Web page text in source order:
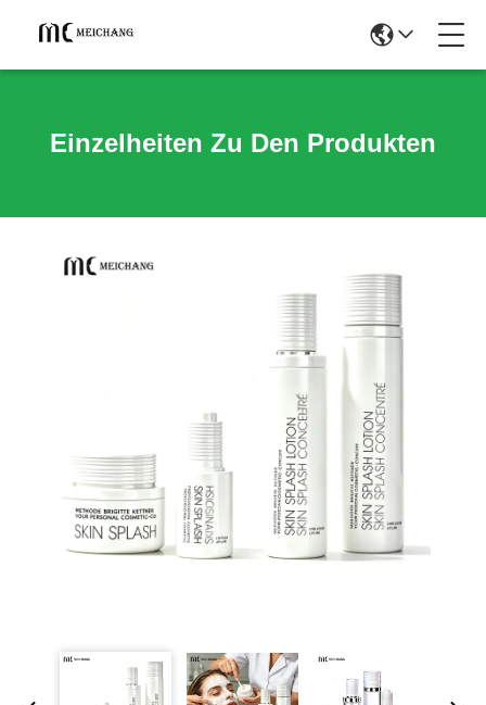
Einzelheiten Zu Den Produkten